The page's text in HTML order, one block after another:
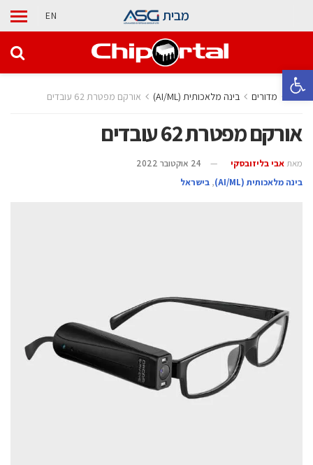
פתח סרגל נגישות
מבית EN
בית מדורים בינה מלאכותית (AI/ML) אורקם מפטרת 62 עובדים
אורקם מפטרת 62 עובדים
מאת אבי בליזובסקי
24 אוקטובר 2022
בינה מלאכותית (AI/ML)
, בישראל